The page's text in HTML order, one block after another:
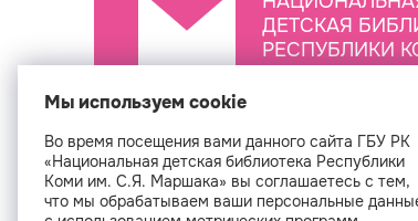
ДЕТСКАЯ
РЕСПУБЛИКИ
Мы используем cookie
Во время посещения вами данного сайта ГБУ РК
«Национальная детская библиотека Республики
Коми им. С.Я. Маршака» вы соглашаетесь с тем,
что мы обрабатываем ваши персональные